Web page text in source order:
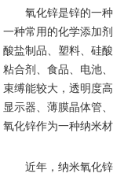
氧化锌是锌的一
一种常用的化学添加
酸盐制品、塑料、硅
粘合剂、食品、电池
束缚能较大，透明度
显示器、薄膜晶体管
氧化锌作为一种纳米
近年，纳米氧化